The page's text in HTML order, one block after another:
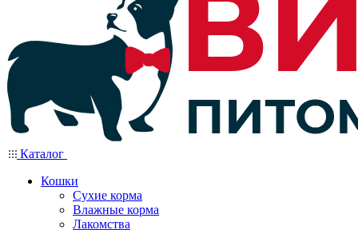
Каталог
Кошки
Сухие корма
Влажные корма
Лакомства